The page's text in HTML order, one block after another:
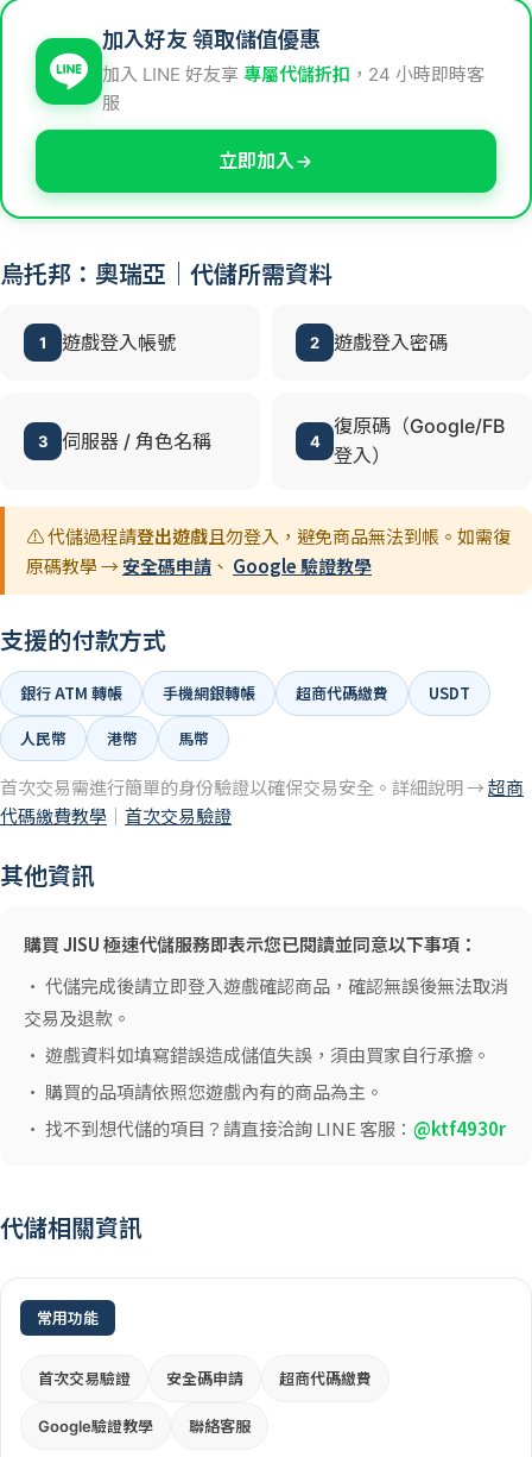
加入好友 領取儲值優惠
加入 LINE 好友享 專屬代儲折扣 ，24 小時即時客
服
立即加入
烏托邦：奧瑞亞｜代儲所需資料
1 遊戲登入帳號 2 遊戲登入密碼
3 伺服器 / 角色名稱 4
復原碼（Google/FB
登入）
⚠️ 代儲過程請登出遊戲且勿登入，避免商品無法到帳。如需復
原碼教學 →安全碼申請 、 Google 驗證教學
支援的付款方式
銀行 ATM 轉帳 手機網銀轉帳 超商代碼繳費
USDT
人民幣
港幣 馬幣
首次交易需進行簡單的身份驗證以確保交易安全。詳細說明 →超商
代碼繳費教學 ｜ 首次交易驗證
其他資訊
購買 JISU 極速代儲服務即表示您已閱讀並同意以下事項：
• 代儲完成後請立即登入遊戲確認商品，確認無誤後無法取消
交易及退款。
• 遊戲資料如填寫錯誤造成儲值失誤，須由買家自行承擔。
• 購買的品項請依照您遊戲內有的商品為主。
• 找不到想代儲的項目？請直接洽詢 LINE 客服： @ktf4930r
代儲相關資訊
常用功能
首次交易驗證 安全碼申請 超商代碼繳費
Google驗證教學 聯絡客服